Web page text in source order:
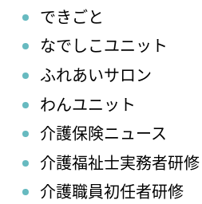
できごと
なでしこユニット
ふれあいサロン
わんユニット
介護保険ニュース
介護福祉士実務者研修
介護職員初任者研修